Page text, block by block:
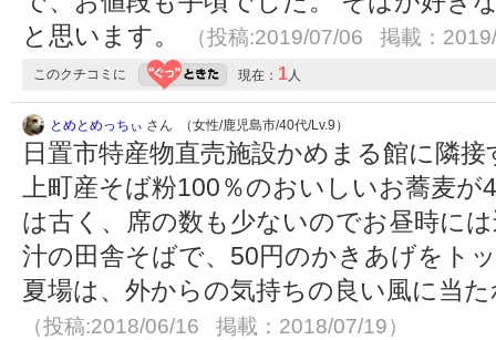
と思います。
（投稿:2019/07/06 掲載：
このクチコミに 現在： 1人
とめとめっちぃ さん （女性/鹿児島市/40代/Lv.9）
日置市特産物直売施設かめまる館に隣
上町産そば粉100％のおいしいお蕎麦
は古く、席の数も少ないのでお昼時に
汁の田舎そばで、50円のかきあげをト
夏場は、外からの気持ちの良い風に当
（投稿:2018/06/16 掲載：2018/07/19）